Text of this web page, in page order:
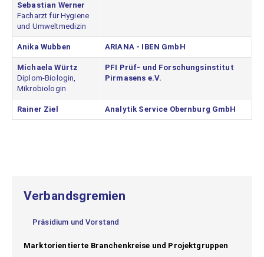
Sebastian Werner
Facharzt für Hygiene
und Umweltmedizin
Anika Wubben ARIANA - IBEN GmbH
Michaela Würtz
Diplom-Biologin,
Mikrobiologin
PFI Prüf- und Forschungsinstitut
Pirmasens e.V.
Rainer Ziel Analytik Service Obernburg GmbH
Verbandsgremien
Präsidium und Vorstand
Marktorientierte Branchenkreise und Projektgruppen